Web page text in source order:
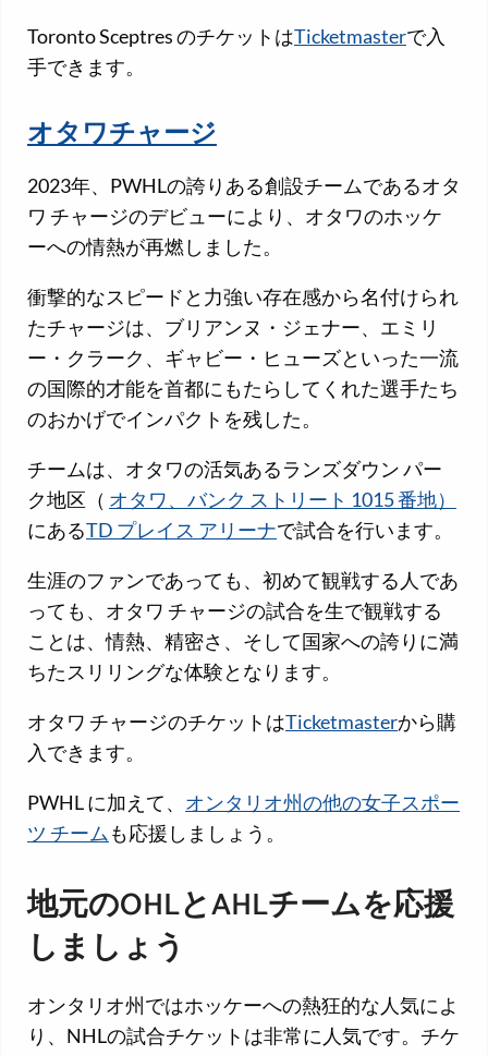
Toronto Sceptres のチケットはTicketmasterで入
手できます。
オタワチャージ
2023年、PWHLの誇りある創設チームであるオタ
ワ チャージのデビューにより、オタワのホッケ
ーへの情熱が再燃しました。
衝撃的なスピードと力強い存在感から名付けられ
たチャージは、ブリアンヌ・ジェナー、エミリ
ー・クラーク、ギャビー・ヒューズといった一流
の国際的才能を首都にもたらしてくれた選手たち
のおかげでインパクトを残した。
チームは、オタワの活気あるランズダウン パー
ク地区（ オタワ、バンク ストリート 1015 番地）
にあるTD プレイス アリーナで試合を行います。
生涯のファンであっても、初めて観戦する人であ
っても、オタワ チャージの試合を生で観戦する
ことは、情熱、精密さ、そして国家への誇りに満
ちたスリリングな体験となります。
オタワ チャージのチケットはTicketmasterから購
入できます。
PWHL に加えて、 オンタリオ州の他の女子スポー
ツ チーム も応援しましょう。
地元のOHLとAHLチームを応援
しましょう
オンタリオ州ではホッケーへの熱狂的な人気によ
り、NHLの試合チケットは非常に人気です。チケ